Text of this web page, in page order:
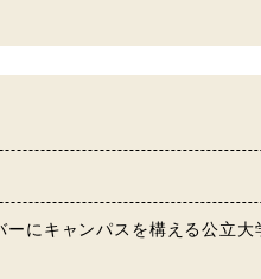
にキャンパスを構える公立大